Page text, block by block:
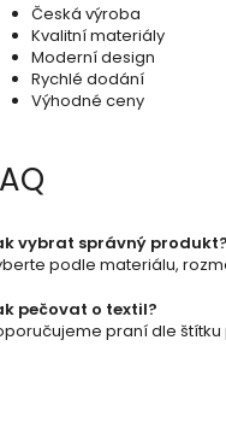
Česká výroba
Kvalitní materiály
Moderní design
Rychlé dodání
Výhodné ceny
vybrat správný produkt?
podle materiálu,
pečovat o textil?
praní dle